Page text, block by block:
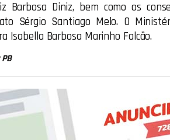
Barbosa Diniz, bem como os
Sérgio Santiago Melo. O
Isabella Barbosa Marinho Falcão.